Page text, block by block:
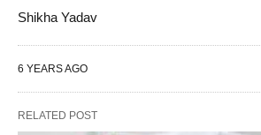
Shikha Yadav
6 YEARS AGO
RELATED POST